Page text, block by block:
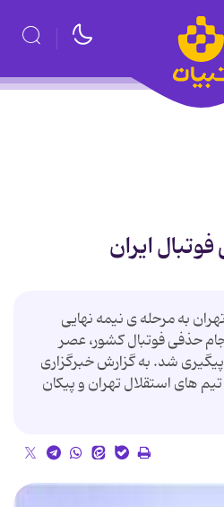
ایران
به مرحله ی نیمه نهایی
حذفی فوتبال كشور، عصر
4 دیدار به پیگیری شد. به گزارش خبرگزاری
های استقلال تهران و پیكان